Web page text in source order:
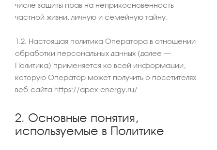
числе защиты прав на неприкосновенность
частной жизни, личную и семейную тайну.
1.2. Настоящая политика Оператора в отношении
обработки персональных данных (далее –
Политика) применяется ко всей информации,
которую Оператор может получить о посетителях
веб-сайта https://apex-energy.ru/
2. Основные понятия,
используемые в Политике